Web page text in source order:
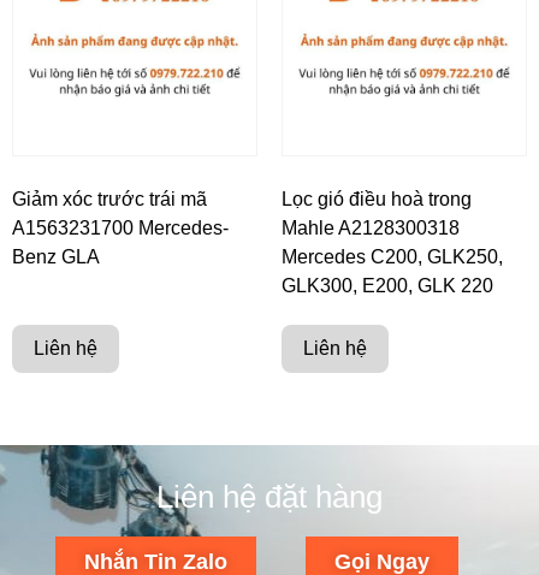
Giảm xóc trước trái mã
A1563231700 Mercedes-
Benz GLA
Liên hệ
Lọc gió điều hoà trong
Mahle A2128300318
Mercedes C200, GLK250,
GLK300, E200, GLK 220
Liên hệ
Liên hệ đặt hàng
Nhắn Tin Zalo Gọi Ngay